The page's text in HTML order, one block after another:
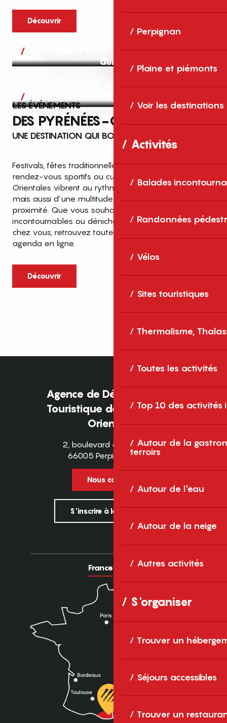
Perpignan
Plaine et piémonts
Voir les destinations
Activités
Balades
Randonnées
Vélos
Sites touristiques
Thermalisme,
Toutes les activités
Top 10 des activités
Autour de la
terroirs
Autour de l'eau
Autour de la neige
Autres activités
S'organiser
Trouver un
Séjours accessibles
Trouver un
Découvrir
Aujourd’hui, demain et après-
demain
Grands événements
LES ÉVÉNEMENTS
DES PYRÉNÉES-ORIENTALES
UNE DESTINATION QUI BOUGE TOUTE L’ANNÉE
Festivals, fêtes traditionnelles, concerts, expositions,
rendez-vous sportifs ou culturels… les Pyrénées-
Orientales vibrent au rythme de grands temps forts
mais aussi d’une multitude d’événements de
proximité. Que vous souhaitiez vivre les
incontournables ou dénicher des sorties près de
chez vous, retrouvez toutes les infos dans notre
agenda en ligne.
Découvrir
Top des événements et sorties
en famille
cet été dans les Pyrénées-Orientales
Entre mer Méditerranée, villages de
caractère et grands espaces naturels, les
Pyrénées-Orientales sont une destination
idéale pour partager des moments en
famille tout au long...
Agence de Développement
Touristique des Pyrénées-
Orientales
2, boulevard des Pyrénées
66005 Perpignan Cedex
Nous contacter
S'inscrire à la newsletter
France Europe